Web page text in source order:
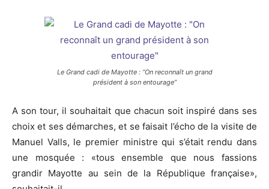
Le Grand cadi de Mayotte : “On reconnaît un grand
président à son entourage”
A son tour, il souhaitait que chacun soit inspiré dans ses
choix et ses démarches, et se faisait l’écho de la visite de
Manuel Valls, le premier ministre qui s’était rendu dans
une mosquée : «tous ensemble que nous fassions
grandir Mayotte au sein de la République française»,